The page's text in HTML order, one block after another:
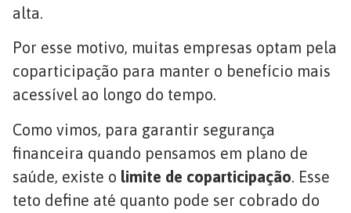
alta.
Por esse motivo, muitas empresas optam pela
coparticipação para manter o benefício mais
acessível ao longo do tempo.
Como vimos, para garantir segurança
financeira quando pensamos em plano de
saúde, existe o limite de coparticipação. Esse
teto define até quanto pode ser cobrado do